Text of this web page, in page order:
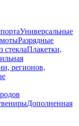
Универсальные
Разрядные
стеклаПлакетки,
регионов,
Дополненная